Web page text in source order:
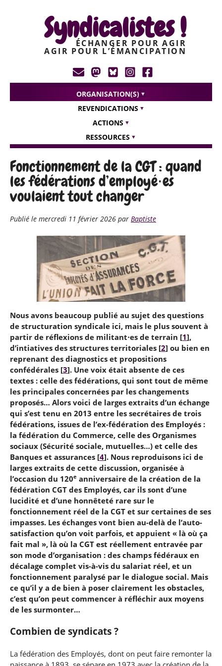
Syndicalistes !
ÉCHANGER POUR AGIR
AGIR POUR L’ÉMANCIPATION
ORGANISATION(S)
REVENDICATIONS
ACTIONS
RESSOURCES
Fonctionnement de la CGT : quand
les fédérations d’employé⋅es
voulaient tout changer
Publié le mercredi 11 février 2026 par Baptiste
Nous avons beaucoup publié au sujet des questions
de structuration syndicale ici, mais le plus souvent à
partir de réflexions de militant⋅es de terrain [1],
d’intiatives des structures territoriales [2] ou bien en
reprenant des diagnostics et propositions
confédérales [3]. Une voix était absente de ces
textes : celle des fédérations, qui sont tout de même
les principales concernées par les changements
proposés… Alors voici de larges extraits d’un échange
qui s’est tenu en 2013 entre les secrétaires de trois
fédérations, issues de l’ex-fédération des Employés :
la fédération du Commerce, celle des Organismes
sociaux (Sécurité sociale, mutuelles…) et celle des
Banques et assurances [4]. Nous reproduisons ici de
larges extraits de cette discussion, organisée à
l’occasion du 120e anniversaire de la création de la
fédération CGT des Employés, car ils sont d’une
lucidité et d’une honnêteté rare sur le
fonctionnement réel de la CGT et sur certaines de ses
impasses. Les échanges vont bien au-delà de l’auto-
satisfaction qu’on voit parfois, et appuient « là où ça
fait mal », là où la CGT est réellement entravée par
son mode d’organisation : des champs fédéraux en
décalage complet vis-à-vis du salariat réel, et un
fonctionnement paralysé par le dialogue social. Mais
ce qu’il y a de bien à poser clairement les obstacles,
c’est qu’on peut commencer à réfléchir aux moyens
de les surmonter…
Combien de syndicats ?
La fédération des Employés, dont on peut faire remonter la